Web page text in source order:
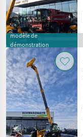
modèle de
démonstration